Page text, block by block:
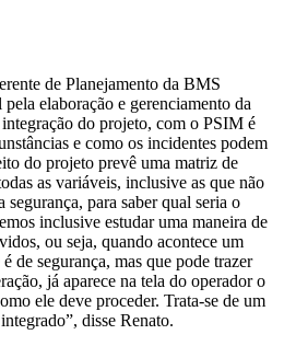
de Planejamento da BMS
elaboração e gerenciamento da
do projeto, com o PSIM é
e como os incidentes podem
do projeto prevê uma matriz de
as variáveis, inclusive as que não
segurança, para saber qual seria o
inclusive estudar uma maneira de
ou seja, quando acontece um
de segurança, mas que pode trazer
já aparece na tela do operador o
ele deve proceder. Trata-se de um
disse Renato.